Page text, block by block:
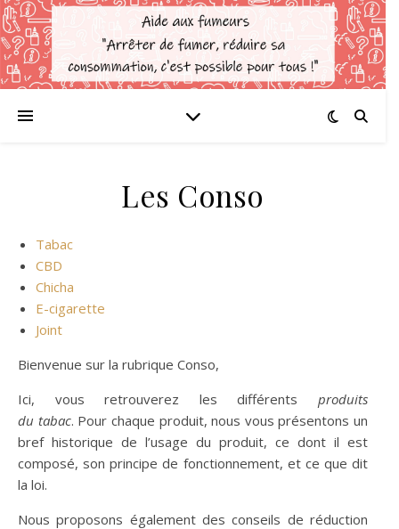
Les Conso
Tabac
CBD
Chicha
E-cigarette
Joint
Bienvenue sur la rubrique Conso,
Ici, vous retrouverez les différents produits
du tabac. Pour chaque produit, nous vous présentons un
bref historique de l’usage du produit, ce dont il est
composé, son principe de fonctionnement, et ce que dit
la loi.
Nous proposons également des conseils de réduction